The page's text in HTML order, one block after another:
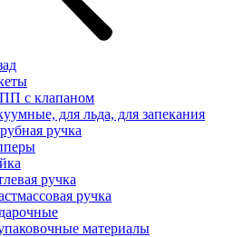
с клапаном
для льда, для запекания
ручка
ручка
ручка
материалы